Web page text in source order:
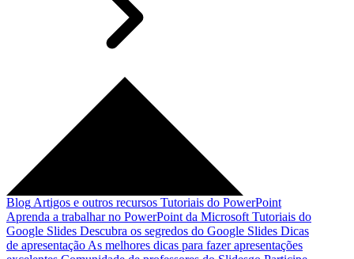
Blog Artigos e outros recursos Tutoriais do PowerPoint
Aprenda a trabalhar no PowerPoint da Microsoft Tutoriais do
Google Slides Descubra os segredos do Google Slides Dicas
de apresentação As melhores dicas para fazer apresentações